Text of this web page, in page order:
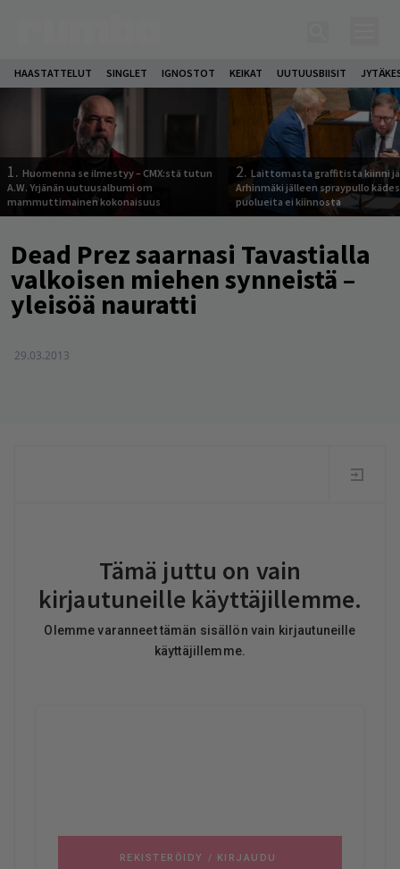
HAASTATTELUT SINGLET IGNOSTOT KEIKAT UUTUUSBIISIT
1. Huomenna se ilmestyy – CMX:stä tutun
A.W. Yrjänän uutuusalbumi om
mammuttimainen kokonaisuus
2. Laittomasta graffitista kiinni
Arhinmäki jälleen spraypullo
puolueita ei kiinnosta
Dead Prez saarnasi Tavastialla
valkoisen miehen synneistä –
yleisöä nauratti
29.03.2013